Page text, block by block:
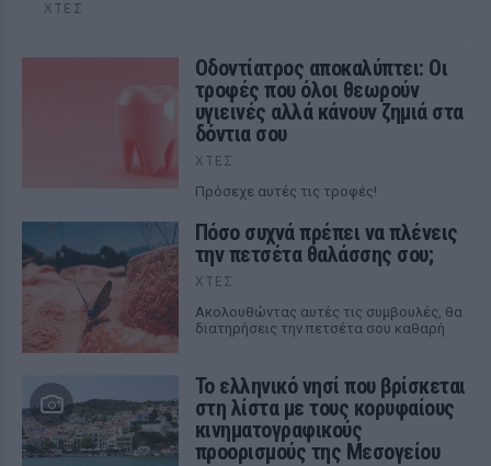
ΧΤΕΣ
Οδοντίατρος αποκαλύπτει: Οι
τροφές που όλοι θεωρούν
υγιεινές αλλά κάνουν ζημιά στα
δόντια σου
ΧΤΕΣ
Πρόσεχε αυτές τις τροφές!
Πόσο συχνά πρέπει να πλένεις
την πετσέτα θαλάσσης σου;
ΧΤΕΣ
Ακολουθώντας αυτές τις συμβουλές, θα
διατηρήσεις την πετσέτα σου καθαρή
Το ελληνικό νησί που βρίσκεται
στη λίστα με τους κορυφαίους
κινηματογραφικούς
προορισμούς της Μεσογείου